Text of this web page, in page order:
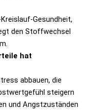
Gesundheit,
den Stoffwechsel
hat
abbauen, die
steigern
und Angstzuständen